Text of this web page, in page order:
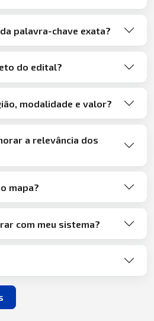
palavra-chave exata?
do edital?
modalidade e valor?
a relevância dos
mapa?
com meu sistema?